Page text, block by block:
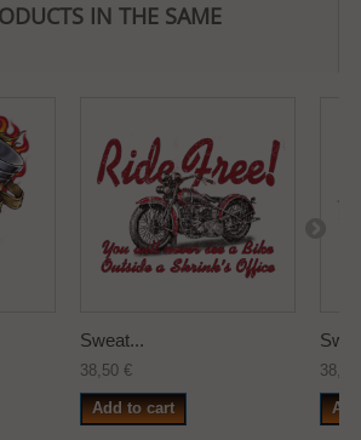
IN THE SAME
Sweat...
38,50 €
Add to cart